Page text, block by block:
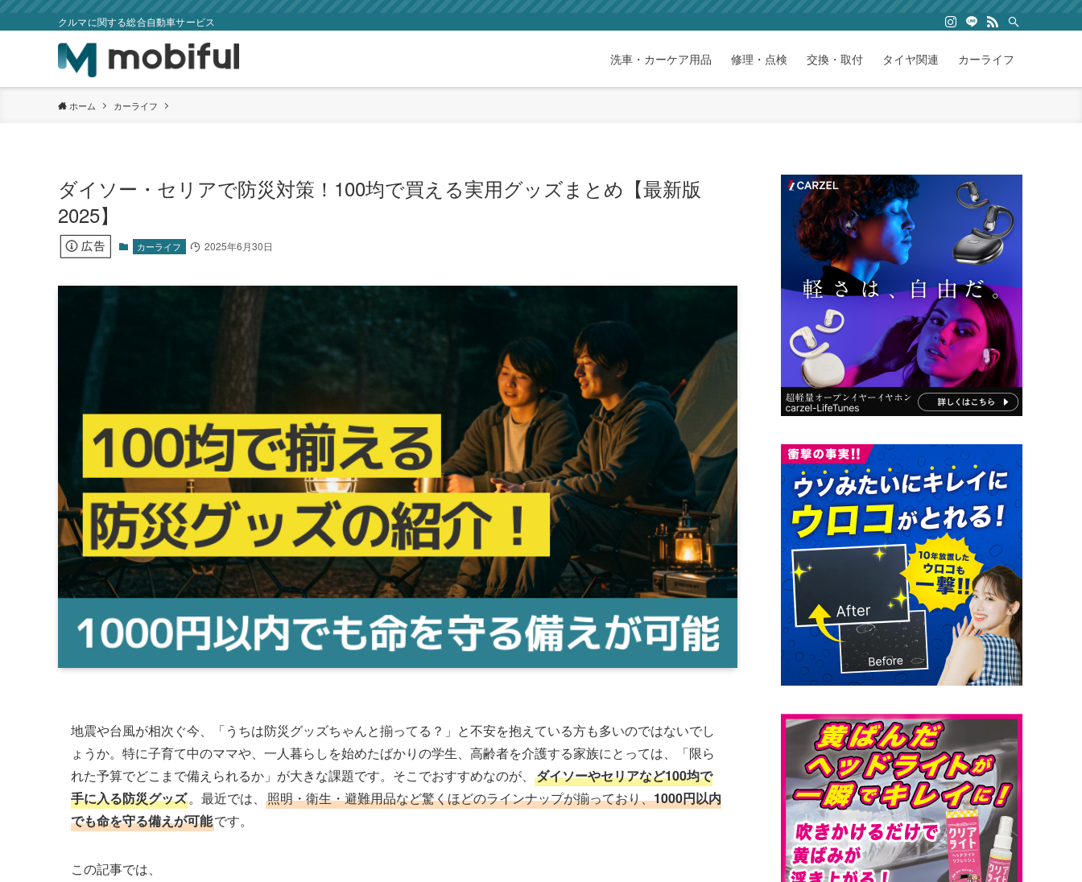
クルマに関する総合自動車サービス
洗車・カーケア用品 修理・点検 交換・取付 タイヤ関連 カーライフ
ホーム カーライフ
ダイソー・セリアで防災対策！100均で買える実用グッズまとめ【最新版
2025】
カーライフ 2025年6月30日
地震や台風が相次ぐ今、「うちは防災グッズちゃんと揃ってる？」と不安を抱えている方も多いのではないでし
ょうか。特に子育て中のママや、一人暮らしを始めたばかりの学生、高齢者を介護する家族にとっては、「限ら
れた予算でどこまで備えられるか」が大きな課題です。そこでおすすめなのが、 ダイソーやセリアなど100均で
手に入る防災グッズ。最近では、 照明・衛生・避難用品など驚くほどのラインナップが揃っており、1000円以内
でも命を守る備えが可能です。
この記事では、